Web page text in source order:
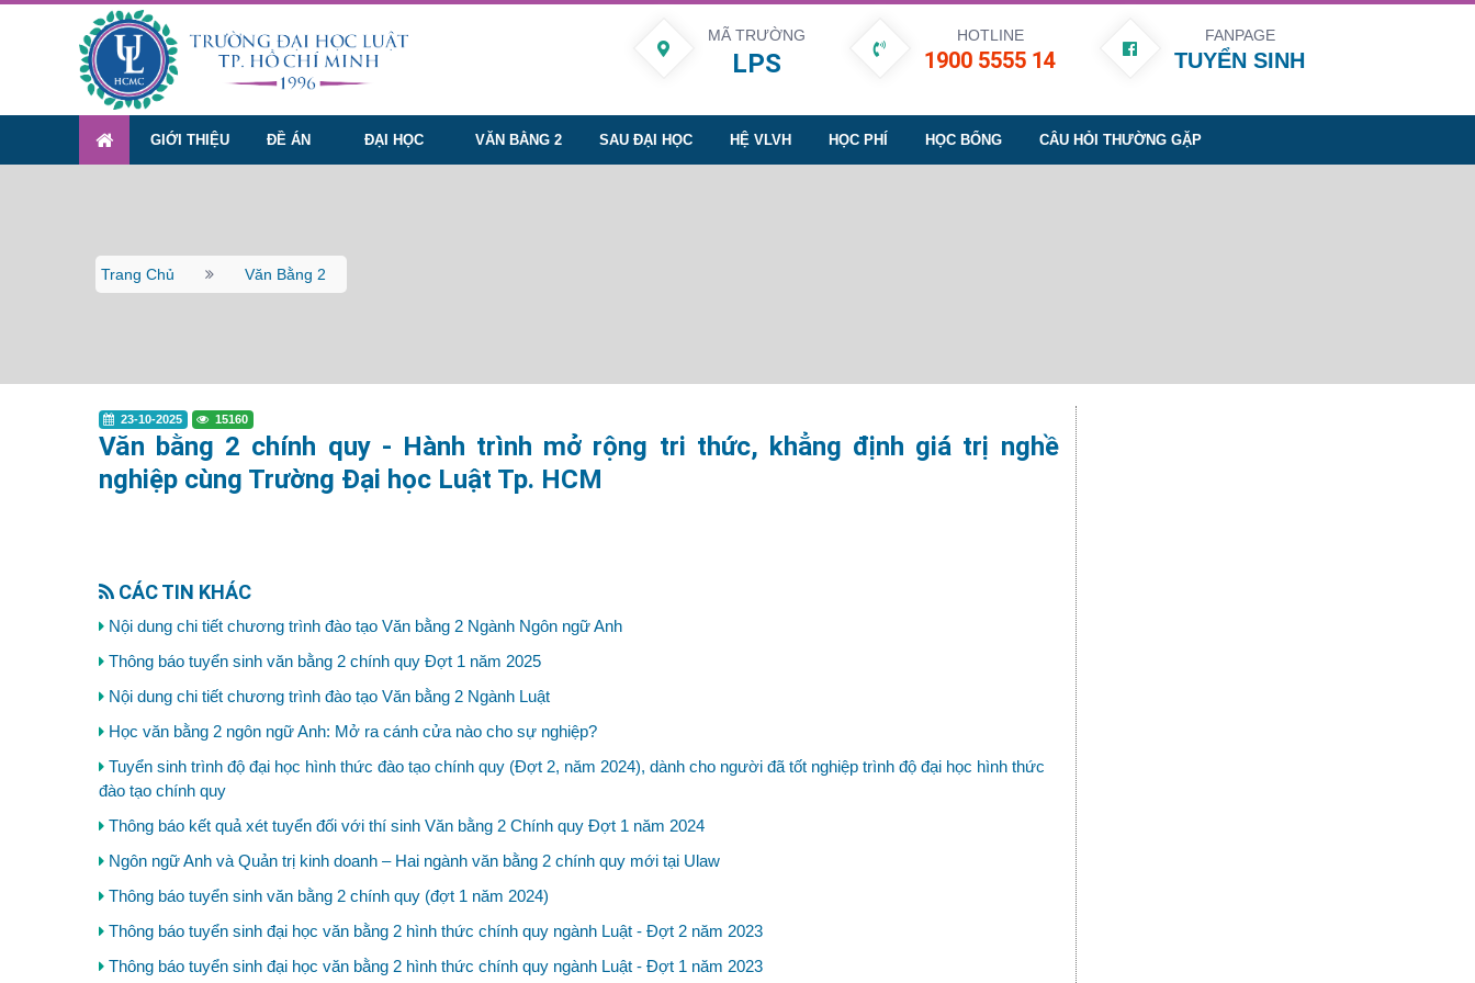
FANPAGE
TUYỂN SINH
HOTLINE
1900 5555 14
MÃ TRƯỜNG
LPS
GIỚI THIỆU ĐỀ ÁN ĐẠI HỌC VĂN BẰNG 2 SAU ĐẠI HỌC HỆ VLVH HỌC PHÍ HỌC BỔNG CÂU HỎI THƯỜNG GẶP
Trang Chủ Văn Bằng 2
23-10-2025 15160
Văn bằng 2 chính quy - Hành trình mở rộng tri thức, khẳng định giá trị nghề
nghiệp cùng Trường Đại học Luật Tp. HCM
CÁC TIN KHÁC
Nội dung chi tiết chương trình đào tạo Văn bằng 2 Ngành Ngôn ngữ Anh
Thông báo tuyển sinh văn bằng 2 chính quy Đợt 1 năm 2025
Nội dung chi tiết chương trình đào tạo Văn bằng 2 Ngành Luật
Học văn bằng 2 ngôn ngữ Anh: Mở ra cánh cửa nào cho sự nghiệp?
Tuyển sinh trình độ đại học hình thức đào tạo chính quy (Đợt 2, năm 2024), dành cho người đã tốt nghiệp trình độ đại học hình thức
đào tạo chính quy
Thông báo kết quả xét tuyển đối với thí sinh Văn bằng 2 Chính quy Đợt 1 năm 2024
Ngôn ngữ Anh và Quản trị kinh doanh – Hai ngành văn bằng 2 chính quy mới tại Ulaw
Thông báo tuyển sinh văn bằng 2 chính quy (đợt 1 năm 2024)
Thông báo tuyển sinh đại học văn bằng 2 hình thức chính quy ngành Luật - Đợt 2 năm 2023
Thông báo tuyển sinh đại học văn bằng 2 hình thức chính quy ngành Luật - Đợt 1 năm 2023